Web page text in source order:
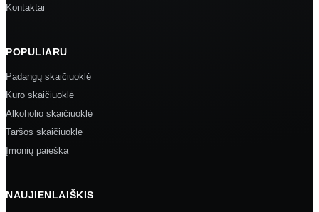
Kontaktai
POPULIARU
Padangų skaičiuoklė
Kuro skaičiuoklė
Alkoholio skaičiuoklė
Taršos skaičiuoklė
Įmonių paieška
NAUJIENLAIŠKIS